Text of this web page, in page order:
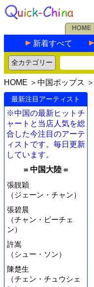
新着すべて
HOME ＞ 中国ポップス ＞
最新注目アーティスト
※中国の最新ヒットチ
ャートと当店人気を総
合した今注目のアーテ
ィストです。毎日更新
しています。
= 中国大陸 =
張靚穎
（ジェーン・チャン）
張碧晨
（チャン・ビーチェ
ン）
許嵩
（シュー・ソン）
陳楚生
（チェン・チュウシェ